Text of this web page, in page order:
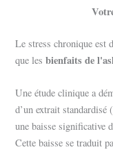
Le stress chronique est
que lesbienfaits de
Une étude clinique a
d’un extrait
une baisse significative
Cette baisse se traduit